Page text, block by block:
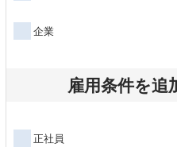
企業
雇用条件を追
正社員